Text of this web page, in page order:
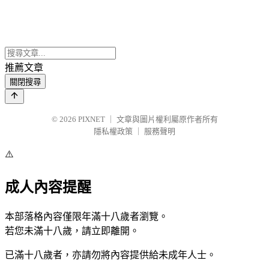
推薦文章
關閉搜尋
© 2026 PIXNET
文章與圖片權利屬原作者所有
隱私權政策
服務聲明
⚠️
成人內容提醒
本部落格內容僅限年滿十八歲者瀏覽。
若您未滿十八歲，請立即離開。
已滿十八歲者，亦請勿將內容提供給未成年人士。